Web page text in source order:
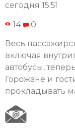
сегодня 15:51
14 0
Весь
включая
автобусы,
Горожане и
прокладывать